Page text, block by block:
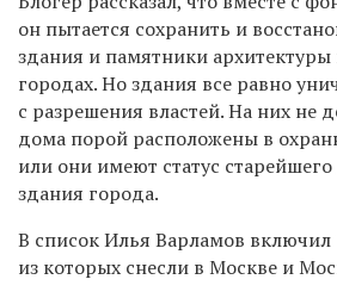
он пытается сохранить и
здания и памятники архитектуры
городах. Но здания все равно
с разрешения властей. На них не
дома порой расположены в
или они имеют статус
здания города.
В список Илья Варламов включил
из которых снесли в Москве и